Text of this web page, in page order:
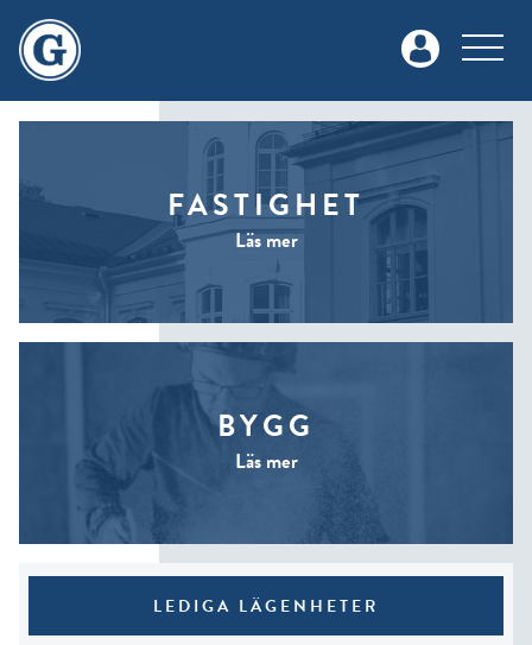
FASTIGHET
Läs mer
BYGG
Läs mer
LEDIGA LÄGENHETER